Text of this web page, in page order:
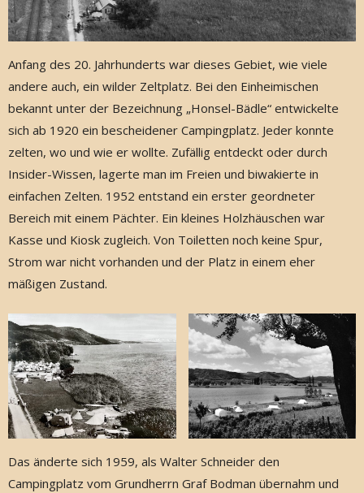
Anfang des 20. Jahrhunderts war dieses Gebiet, wie viele
andere auch, ein wilder Zeltplatz. Bei den Einheimischen
bekannt unter der Bezeichnung „Honsel-Bädle“ entwickelte
sich ab 1920 ein bescheidener Campingplatz. Jeder konnte
zelten, wo und wie er wollte. Zufällig entdeckt oder durch
Insider-Wissen, lagerte man im Freien und biwakierte in
einfachen Zelten. 1952 entstand ein erster geordneter
Bereich mit einem Pächter. Ein kleines Holzhäuschen war
Kasse und Kiosk zugleich. Von Toiletten noch keine Spur,
Strom war nicht vorhanden und der Platz in einem eher
mäßigen Zustand.
Das änderte sich 1959, als Walter Schneider den
Campingplatz vom Grundherrn Graf Bodman übernahm und